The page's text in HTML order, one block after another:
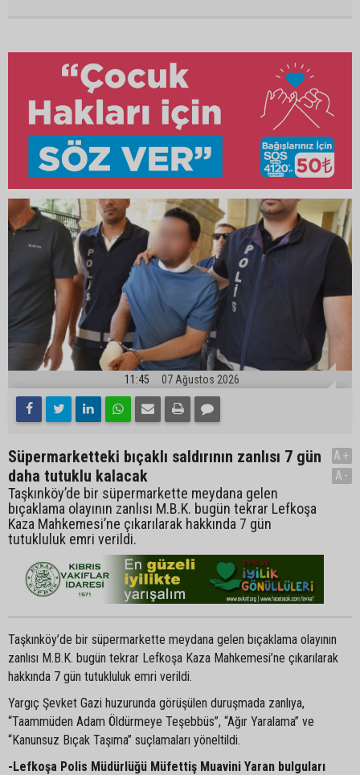
11:45 07 Ağustos 2026
Süpermarketteki bıçaklı saldırının zanlısı 7 gün
daha tutuklu kalacak
Taşkınköy’de bir süpermarkette meydana gelen
bıçaklama olayının zanlısı M.B.K. bugün tekrar Lefkoşa
Kaza Mahkemesi’ne çıkarılarak hakkında 7 gün
tutukluluk emri verildi.
A+
A-
Taşkınköy’de bir süpermarkette meydana gelen bıçaklama olayının
zanlısı M.B.K. bugün tekrar Lefkoşa Kaza Mahkemesi’ne çıkarılarak
hakkında 7 gün tutukluluk emri verildi.
Yargıç Şevket Gazi huzurunda görüşülen duruşmada zanlıya,
“Taammüden Adam Öldürmeye Teşebbüs”, “Ağır Yaralama” ve
“Kanunsuz Bıçak Taşıma” suçlamaları yöneltildi.
-Lefkoşa Polis Müdürlüğü Müfettiş Muavini Yaran bulguları